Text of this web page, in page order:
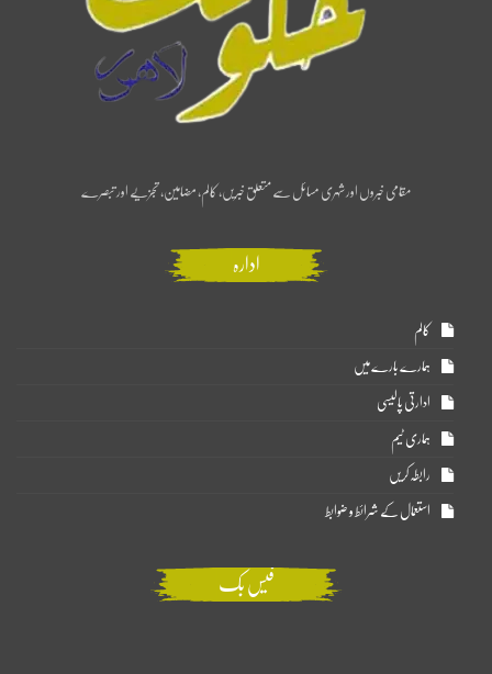
مقامی خبروں اور شہری مسائل سے متعلق خبریں، کالم، مضامین، تجزیے اور تبصرے
ادارہ
کالم
ہمارے بارے میں
ادارتی پالیسی
ہماری ٹیم
رابطہ کریں
استعمال کے شرائط و ضوابط
فیس بک